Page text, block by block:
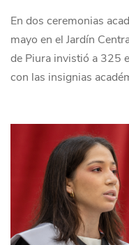
En dos ceremonias
mayo en el Jardín
de Piura invistió a 325
con las insignias